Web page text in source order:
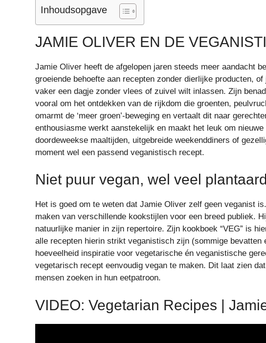
Inhoudsopgave
JAMIE OLIVER EN DE
Jamie Oliver heeft de afgelopen jaren steeds meer aandacht
groeiende behoefte aan recepten zonder dierlijke producten,
vaker een dagje zonder vlees of zuivel wilt inlassen. Zijn
vooral om het ontdekken van de rijkdom die groenten,
omarmt de ‘meer groen’-beweging en vertaalt dit naar
enthousiasme werkt aanstekelijk en maakt het leuk om
doordeweekse maaltijden, uitgebreide weekenddiners of
moment wel een passend veganistisch recept.
Niet puur vegan, wel veel
Het is goed om te weten dat Jamie Oliver zelf geen veganist
maken van verschillende kookstijlen voor een breed publiek.
natuurlijke manier in zijn repertoire. Zijn kookboek “VEG” is
alle recepten hierin strikt veganistisch zijn (sommige bevatten
hoeveelheid inspiratie voor vegetarische én veganistische
vegetarisch recept eenvoudig vegan te maken. Dit laat zien
mensen zoeken in hun eetpatroon.
VIDEO: Vegetarian Recipes |